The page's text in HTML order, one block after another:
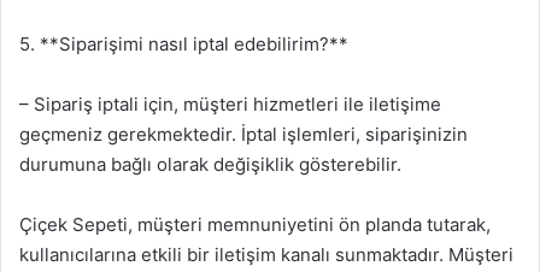
5. **Siparişimi nasıl iptal edebilirim?**
– Sipariş iptali için, müşteri hizmetleri ile iletişime
geçmeniz gerekmektedir. İptal işlemleri, siparişinizin
durumuna bağlı olarak değişiklik gösterebilir.
Çiçek Sepeti, müşteri memnuniyetini ön planda tutarak,
kullanıcılarına etkili bir iletişim kanalı sunmaktadır. Müşteri